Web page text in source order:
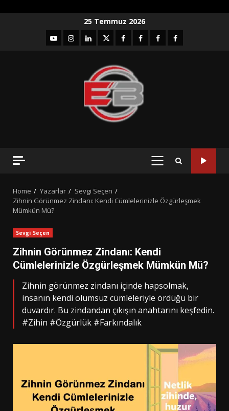
25 Temmuz 2026
YouTubeInstagram
LinkedIntwitterfacebook-Facebook-
Facebook-Facebook-
PRIMARY
Home Yazarlar
Sevgi Seçen
Zihnin Görünmez Zindanı: Kendi Cümlelerinizle Özgürleşmek
Mümkün Mü?
Sevgi Seçen
Zihnin Görünmez Zindanı: Kendi
Cümlelerinizle Özgürleşmek Mümkün Mü?
Zihnin görünmez zindanı içinde hapsolmak,
insanın kendi olumsuz cümleleriyle ördüğü bir
duvardır. Bu zindandan çıkışın anahtarını keşfedin.
#Zihin #Özgürlük #Farkındalık